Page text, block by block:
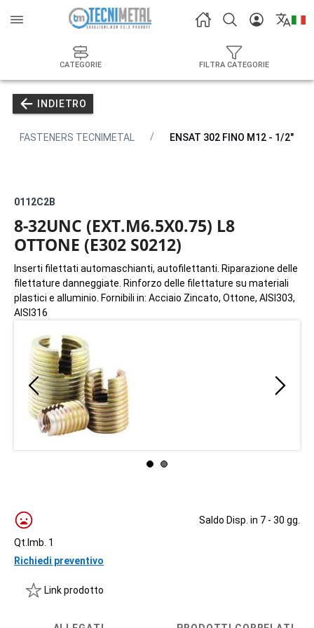
CATEGORIE FILTRA CATEGORIE
INDIETRO
FASTENERS TECNIMETAL ENSAT 302 FINO M12 - 1/2"
0112C2B
8-32UNC (EXT.M6.5X0.75) L8
OTTONE (E302 S0212)
Inserti filettati automaschianti, autofilettanti. Riparazione delle
filettature danneggiate. Rinforzo delle filettature su materiali
plastici e alluminio. Fornibili in: Acciaio Zincato, Ottone, AISI303,
AISI316
Saldo Disp. in 7 - 30 gg.
Qt.Imb. 1
Richiedi preventivo
Link prodotto